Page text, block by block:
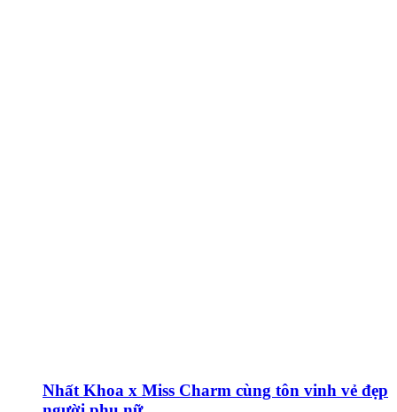
Nhất Khoa x Miss Charm cùng tôn vinh vẻ đẹp